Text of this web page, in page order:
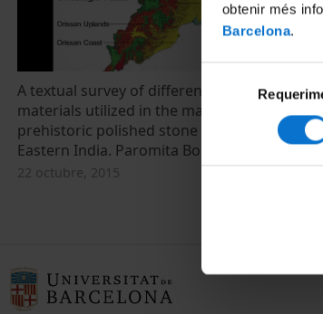
obtenir més
Barcelona.
consentiment
A textual survey of different raw
materials utilized in the manufacturing of
prehistoric polished stone tools in
Eastern India. Paromita Bose
22 octubre, 2015